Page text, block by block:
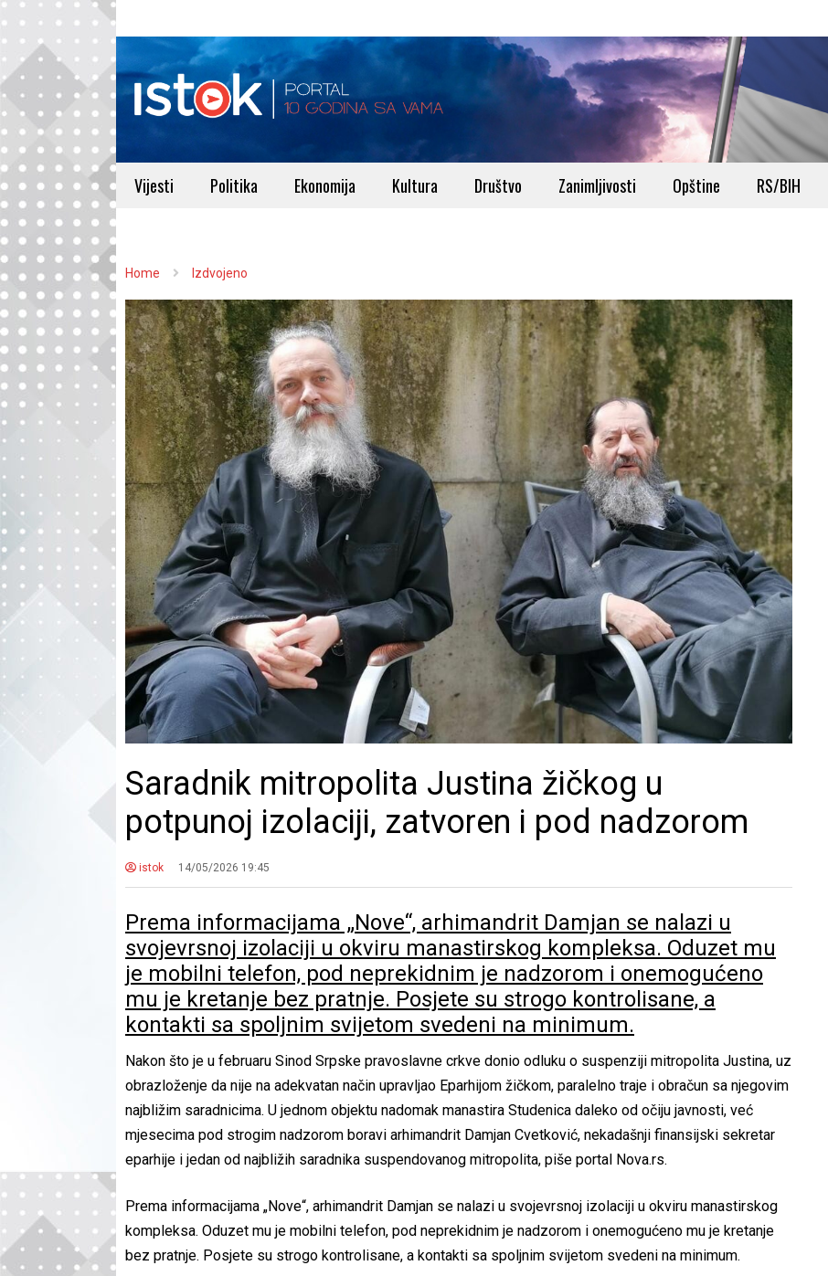
Vijesti Politika Ekonomija Kultura Društvo Zanimljivosti Opštine RS/BIH
Home Izdvojeno
Saradnik mitropolita Justina žičkog u
potpunoj izolaciji, zatvoren i pod nadzorom
istok 14/05/2026 19:45
Prema informacijama „Nove“, arhimandrit Damjan se nalazi u
svojevrsnoj izolaciji u okviru manastirskog kompleksa. Oduzet mu
je mobilni telefon, pod neprekidnim je nadzorom i onemogućeno
mu je kretanje bez pratnje. Posjete su strogo kontrolisane, a
kontakti sa spoljnim svijetom svedeni na minimum.
Nakon što je u februaru Sinod Srpske pravoslavne crkve donio odluku o suspenziji mitropolita Justina, uz
obrazloženje da nije na adekvatan način upravljao Eparhijom žičkom, paralelno traje i obračun sa njegovim
najbližim saradnicima. U jednom objektu nadomak manastira Studenica daleko od očiju javnosti, već
mjesecima pod strogim nadzorom boravi arhimandrit Damjan Cvetković, nekadašnji finansijski sekretar
eparhije i jedan od najbližih saradnika suspendovanog mitropolita, piše portal Nova.rs.
Prema informacijama „Nove“, arhimandrit Damjan se nalazi u svojevrsnoj izolaciji u okviru manastirskog
kompleksa. Oduzet mu je mobilni telefon, pod neprekidnim je nadzorom i onemogućeno mu je kretanje
bez pratnje. Posjete su strogo kontrolisane, a kontakti sa spoljnim svijetom svedeni na minimum.